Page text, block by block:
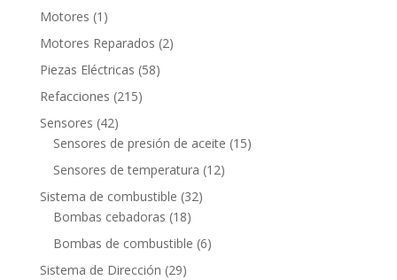
producto
Motores 1 1
producto
Motores Reparados 22
Piezas Eléctricas 5858
Refacciones 215215
Sensores 4242
productos
Sensores de presión de aceite 1515
Sensores de temperatura 1212
Sistema de combustible 3232
Bombas cebadoras 1818
productos
Bombas de combustible 66
Sistema de Dirección 2929